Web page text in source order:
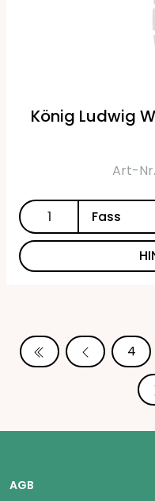
König Ludwig
Art-
4
AGB